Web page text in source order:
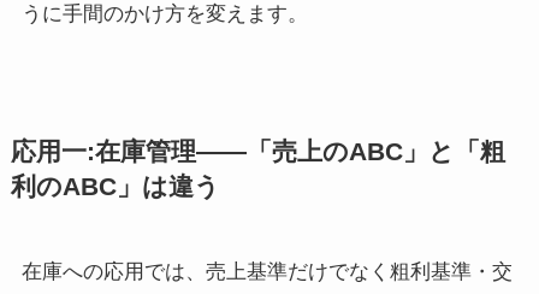
うに手間のかけ方を変えます。
応用一:在庫管理――「売上のABC」と「粗
利のABC」は違う
在庫への応用では、売上基準だけでなく粗利基準・交